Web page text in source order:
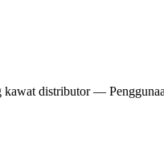
kawat distributor —